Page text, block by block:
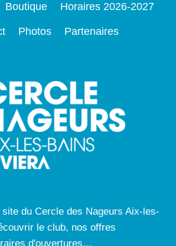
Boutique Horaires 2026-2027
Photos Partenaires
du Cercle des Nageurs Aix-les-
le club, nos offres
d'ouvertures…